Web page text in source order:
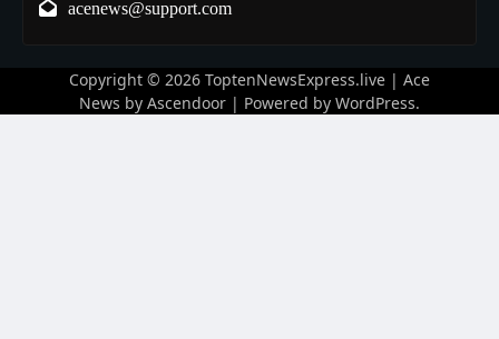
acenews@support.com
Copyright © 2026 ToptenNewsExpress.live | Ace
News by Ascendoor | Powered by WordPress.